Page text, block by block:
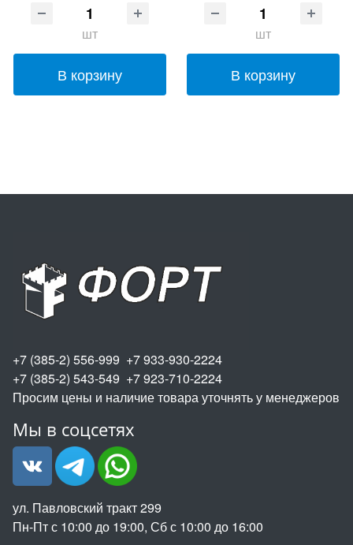
шт
В корзину
шт
В корзину
+7 (385-2) 556-999 +7 933-930-2224
+7 (385-2) 543-549 +7 923-710-2224
Просим цены и наличие товара уточнять у менеджеров
Мы в соцсетях
ул. Павловский тракт 299
Пн-Пт с 10:00 до 19:00, Сб с 10:00 до 16:00